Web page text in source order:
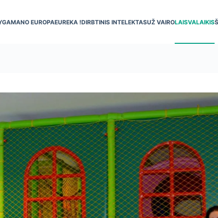
MANO EUROPAEUREKA !DIRBTINIS INTELEKTASUŽ VAIROLAISVALAIKIS